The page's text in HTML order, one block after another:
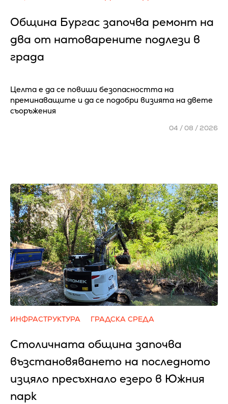
Община Бургас започва ремонт на
два от натоварените подлези в
града
Целта е да се повиши безопасността на
преминаващите и да се подобри визията на двете
съоръжения
04 / 08 / 2026
ИНФРАСТРУКТУРА ГРАДСКА СРЕДА
Столичната община започва
възстановяването на последното
изцяло пресъхнало езеро в Южния
парк